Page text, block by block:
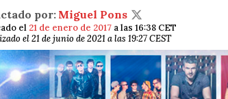
por:Miguel Pons
el 21 de enero de 2017 a las 16:38 CET
el 21 de junio de 2021 a las 19:27 CEST